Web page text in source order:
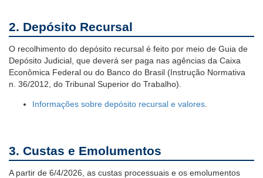
2. Depósito Recursal
O recolhimento do depósito recursal é feito por meio de Guia de
Depósito Judicial, que deverá ser paga nas agências da Caixa
Econômica Federal ou do Banco do Brasil (Instrução Normativa
n. 36/2012, do Tribunal Superior do Trabalho).
Informações sobre depósito recursal e valores
3. Custas e Emolumentos
A partir de 6/4/2026, as custas processuais e os emolumentos